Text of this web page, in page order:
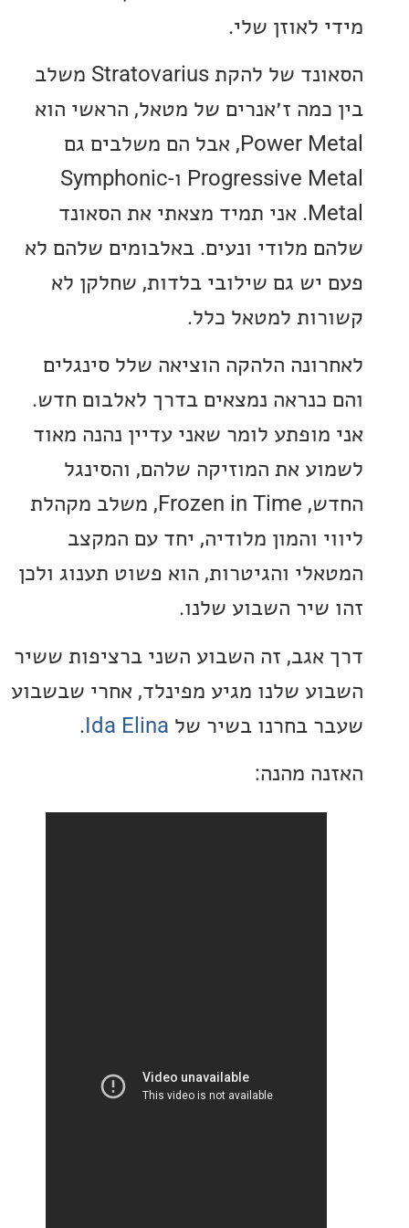
לאוזן שלי.
הסאונד של להקת Stratovarius משלב
ז׳אנרים של מטאל, הראשי הוא
Power Metal, אבל הם משלבים גם
Progressive Metal ו-Symphonic
Metal. אני תמיד מצאתי את הסאונד
מלודי ונעים. באלבומים שלהם לא
גם שילובי בלדות, שחלקן לא
למטאל כלל.
הלהקה הוציאה שלל סינגלים
נמצאים בדרך לאלבום חדש.
לומר שאני עדיין נהנה מאוד
את המוזיקה שלהם, והסינגל
החדש, Frozen in Time, משלב מקהלת
והמון מלודיה, יחד עם המקצב
והגיטרות, הוא פשוט תענוג ולכן
השבוע שלנו.
זה השבוע השני ברציפות ששיר
שלנו מגיע מפינלד, אחרי שבשבוע
בחרנו בשיר שלIda Elina
.
מהנה: